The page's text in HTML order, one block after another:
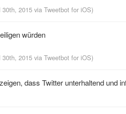
30th, 2015 via Tweetbot for iΟS)
würden
30th, 2015 via Tweetbot for iΟS)
dass Twitter unterhaltend und